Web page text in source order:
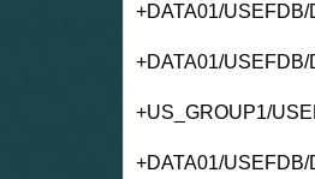
+DATA01/
+DATA01/
+US_GROUP1/
+DATA01/